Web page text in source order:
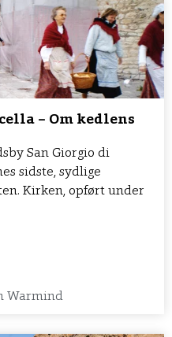
San Giorgio di
sidste, sydlige
Kirken, opført under
Warmind